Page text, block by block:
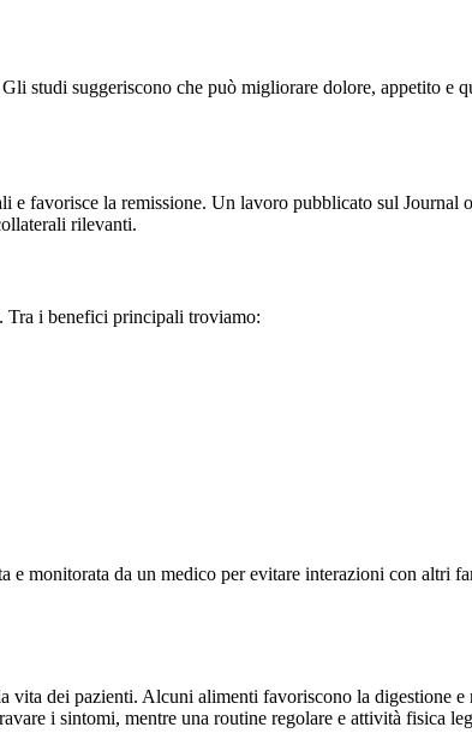
studi suggeriscono che può migliorare dolore, appetito e
favorisce la remissione. Un lavoro pubblicato sul Journal
rilevanti.
Tra i benefici principali troviamo:
monitorata da un medico per evitare interazioni con altri
dei pazienti. Alcuni alimenti favoriscono la digestione
i sintomi, mentre una routine regolare e attività fisica